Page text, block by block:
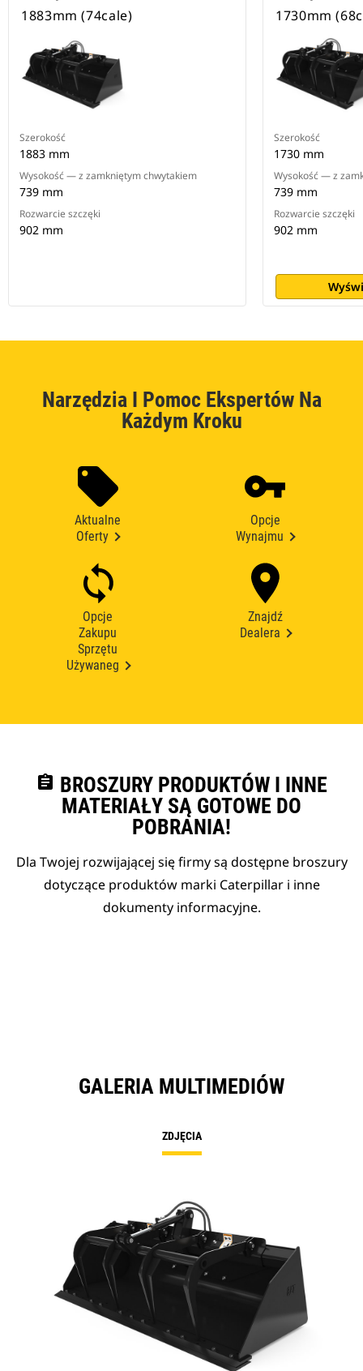
1883mm (74cale)
Szerokość
1883 mm
Wysokość — z zamkniętym chwytakiem
739 mm
Rozwarcie szczęki
902 mm
1730mm
Szerokość
1730 mm
Wysokość — z
739 mm
Rozwarcie szczęki
902 mm
Narzędzia I Pomoc Ekspertów Na
Każdym Kroku
Aktualne
Oferty
Opcje
Wynajmu
Opcje
Zakupu
Sprzętu
Używaneg
Znajdź
Dealera
assignment BROSZURY PRODUKTÓW I INNE
MATERIAŁY SĄ GOTOWE DO
POBRANIA!
Dla Twojej rozwijającej się firmy są dostępne broszury
dotyczące produktów marki Caterpillar i inne
dokumenty informacyjne.
GALERIA MULTIMEDIÓW
ZDJĘCIA